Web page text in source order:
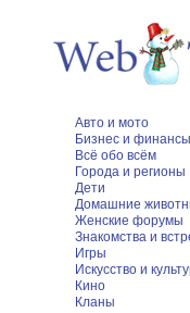
Авто и мото
Бизнес и финансы
Всё обо всём
Города и регионы
Дети
Домашние
Женские форумы
Знакомства и
Игры
Искусство и
Кино
Кланы